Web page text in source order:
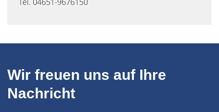
Wir freuen uns auf Ihre
Nachricht